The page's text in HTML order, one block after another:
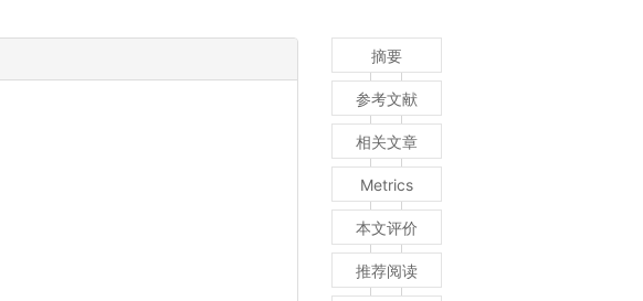
摘要
参考文献
相关文章
Metrics
本文评价
推荐阅读